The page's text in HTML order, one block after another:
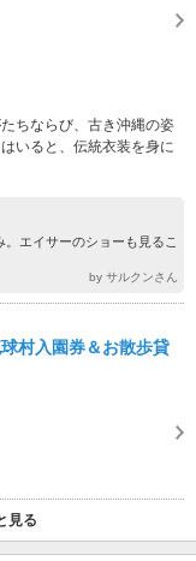
ちならび、古き沖縄の姿
いると、伝統衣装を身に
エイサーのショーも見るこ
by サルクンさん
村入園券＆お散歩貸
見る